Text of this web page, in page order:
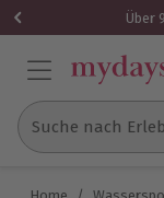
Über
Suche nach